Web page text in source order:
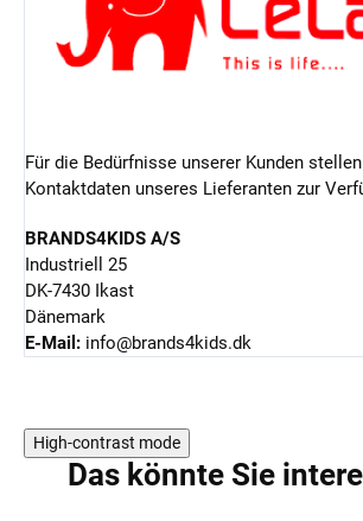
Für die Bedürfnisse unserer Kunden
Kontaktdaten unseres Lieferanten zur
BRANDS4KIDS A/S
Industriell 25
DK-7430 Ikast
Dänemark
E-Mail: info@brands4kids.dk
High-contrast mode
Das könnte Sie